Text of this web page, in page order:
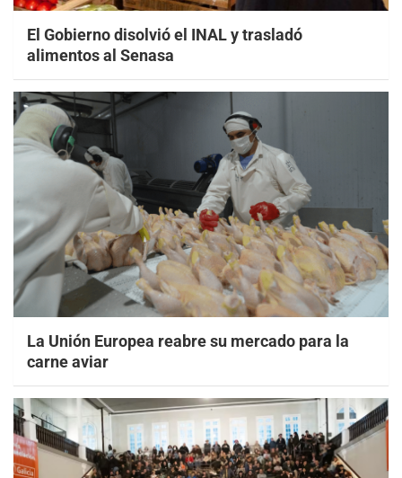
El Gobierno disolvió el INAL y trasladó
alimentos al Senasa
La Unión Europea reabre su mercado para la
carne aviar